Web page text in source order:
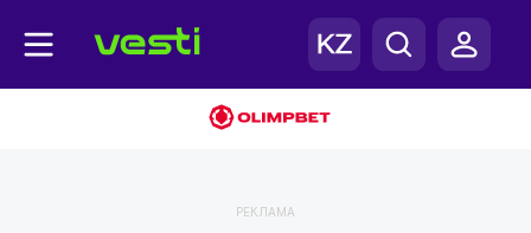
РЕКЛАМА